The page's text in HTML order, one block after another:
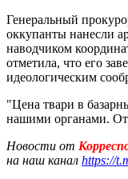
Генеральный
оккупанты нанесли
наводчиком
отметила, что его
идеологическим
"Цена твари в
нашими органами.
Новости от
на наш канал https://